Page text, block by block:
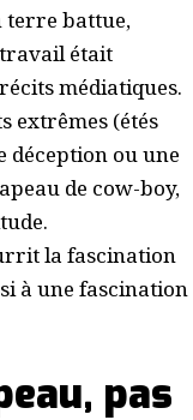
terre battue,
était
médiatiques.
extrêmes (étés
déception ou une
de cow-boy,
la fascination
à une fascination
pas